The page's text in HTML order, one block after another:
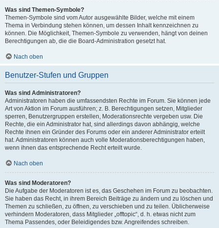
Was sind Themen-Symbole?
Themen-Symbole sind vom Autor ausgewählte Bilder, welche mit einem
Thema in Verbindung stehen können, um dessen Inhalt kennzeichnen zu
können. Die Möglichkeit, Themen-Symbole zu verwenden, hängt von deinen
Berechtigungen ab, die die Board-Administration gesetzt hat.
Nach oben
Benutzer-Stufen und Gruppen
Was sind Administratoren?
Administratoren haben die umfassendsten Rechte im Forum. Sie können jede
Art von Aktion im Forum ausführen; z. B. Berechtigungen setzen, Mitglieder
sperren, Benutzergruppen erstellen, Moderationsrechte vergeben usw. Die
Rechte, die ein Administrator hat, sind allerdings davon abhängig, welche
Rechte ihnen ein Gründer des Forums oder ein anderer Administrator erteilt
hat. Administratoren können auch volle Moderationsberechtigungen haben,
wenn ihnen das entsprechende Recht erteilt wurde.
Nach oben
Was sind Moderatoren?
Die Aufgabe der Moderatoren ist es, das Geschehen im Forum zu beobachten.
Sie haben das Recht, in ihrem Bereich Beiträge zu ändern und zu löschen und
Themen zu schließen, zu öffnen, zu verschieben und zu teilen. Üblicherweise
verhindern Moderatoren, dass Mitglieder „offtopic“, d. h. etwas nicht zum
Thema Passendes, oder Beleidigendes bzw. Angreifendes schreiben.